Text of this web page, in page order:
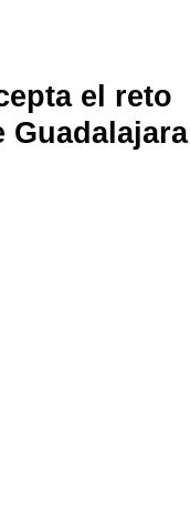
el reto
Guadalajara